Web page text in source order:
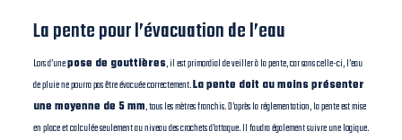
La pente pour l’évacuation de l’eau
Lors d’unepose de gouttières, il est primordial de veiller à la pente, car sans celle-ci, l’eau
de pluie ne pourra pas être évacuée correctement.La pente doit au moins présenter
une moyenne de 5 mm, tous les mètres franchis. D’après la réglementation, la pente est mise
en place et calculée seulement au niveau des crochets d’attaque. Il faudra également suivre une logique.